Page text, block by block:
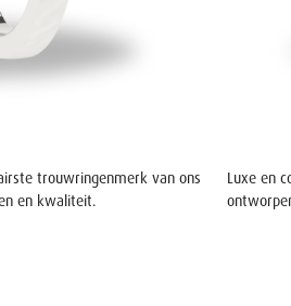
trouwringenmerk van ons
en kwaliteit.
Luxe en